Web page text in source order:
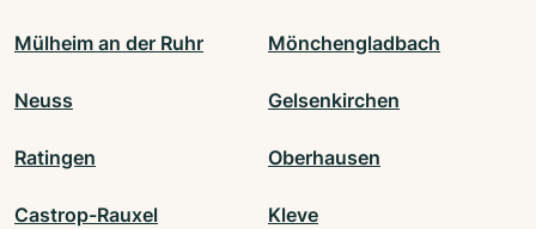
Mülheim an der Ruhr Mönchengladbach
Neuss Gelsenkirchen
Ratingen Oberhausen
Castrop-Rauxel Kleve